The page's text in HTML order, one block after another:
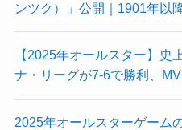
ンツク）」公開｜1901年以
【2025年オールスター】
ナ・リーグが7-6で勝利、
2025年オールスターゲーム